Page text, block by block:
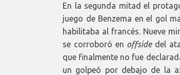
En la segunda mitad el
juego de Benzema en el gol
habilitaba al francés. Nueve
se corroboró en offsidedel
que finalmente no fue
un golpeó por debajo de la